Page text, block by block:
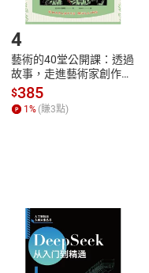
號，下載書籍後看書
4
藝術的40堂公開課：透過
故事，走進藝術家創作現
場，看藝術如何誕生、如
何形塑人類生活【電子
書】
$385
1% (賺3點)